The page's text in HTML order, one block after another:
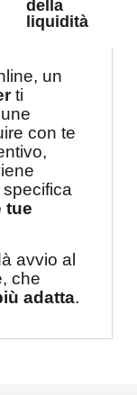
della
liquidità
un
ti
con te
tue
avvio al
che
adatta.